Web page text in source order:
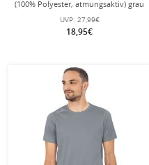
(100% Polyester, atmungsaktiv) grau
Herren
UVP: 27,99€
18,95€